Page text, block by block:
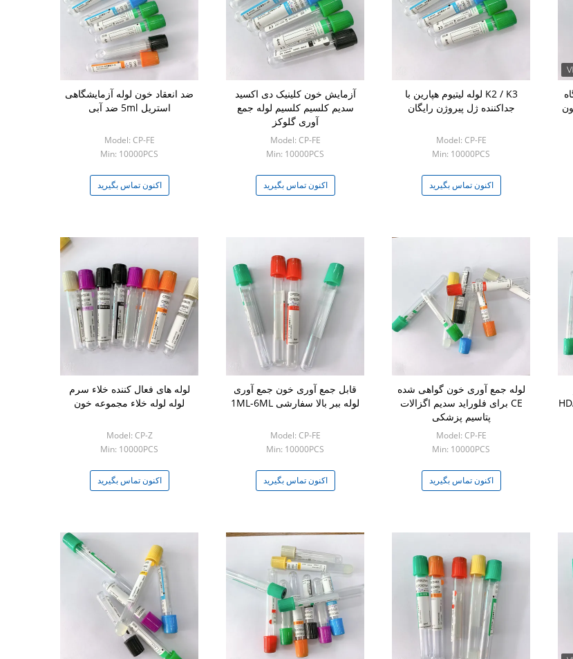
ضد انعقاد خون لوله آزمایشگاهی
استریل 5ml ضد آبی
Model: CP-FE
Min: 10000PCS
اکنون تماس بگیرید
آزمایش خون کلینیک دی اکسید
سدیم کلسیم کلسیم لوله جمع
آوری گلوکز
Model: CP-FE
Min: 10000PCS
اکنون تماس بگیرید
K2 / K3 لوله لیتیوم هپارین با
جداکننده ژل پیروژن رایگان
Model: CP-FE
Min: 10000PCS
اکنون تماس بگیرید
لوله های فعال کننده خلاء سرم
لوله لوله خلاء مجموعه خون
Model: CP-Z
Min: 10000PCS
اکنون تماس بگیرید
قابل جمع آوری خون جمع آوری
لوله ببر بالا سفارشی 1ML-6ML
Model: CP-FE
Min: 10000PCS
اکنون تماس بگیرید
لوله جمع آوری خون گواهی شده
CE برای فلوراید سدیم اگزالات
پتاسیم پزشکی
Model: CP-FE
Min: 10000PCS
اکنون تماس بگیرید